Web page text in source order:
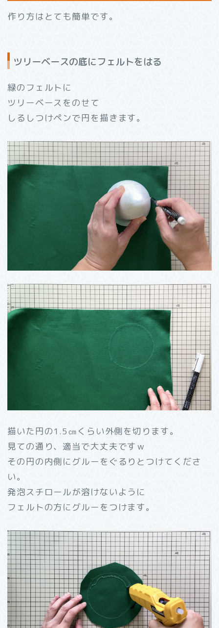
作り方はとても簡単です。
ツリーベースの底にフェルトをはる
緑のフェルトに
ツリーベースをのせて
しるしつけペンで円を描きます。
描いた円の1.5㎝くらい外側を切ります。
見ての通り、適当で大丈夫ですｗ
その円の内側にグルーをぐるりとつけてくださ
い。
発泡スチロールが溶けないように
フェルトの方にグルーをつけます。